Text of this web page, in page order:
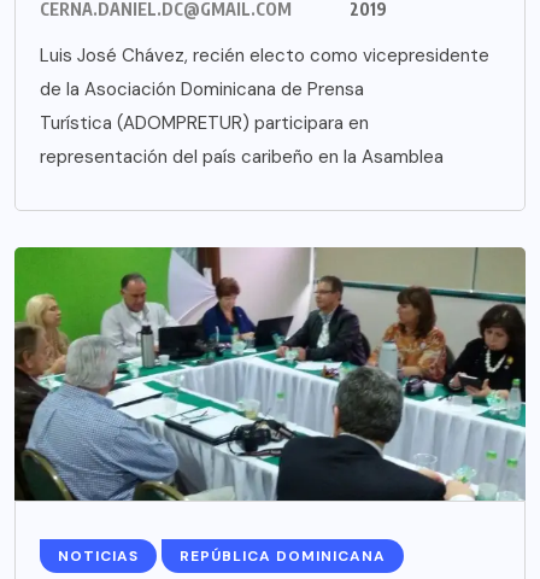
CERNA.DANIEL.DC@GMAIL.COM 2019
Luis José Chávez, recién electo como vicepresidente
de la Asociación Dominicana de Prensa
Turística (ADOMPRETUR) participara en
representación del país caribeño en la Asamblea
NOTICIAS REPÚBLICA DOMINICANA